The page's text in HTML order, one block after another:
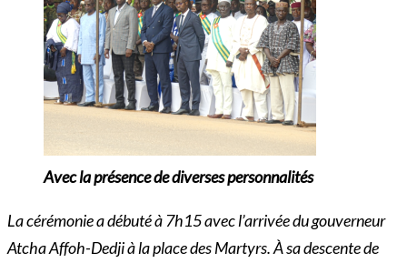
Avec la présence de diverses personnalités
La cérémonie a débuté à 7h15 avec l’arrivée du gouverneur
Atcha Affoh-Dedji à la place des Martyrs. À sa descente de